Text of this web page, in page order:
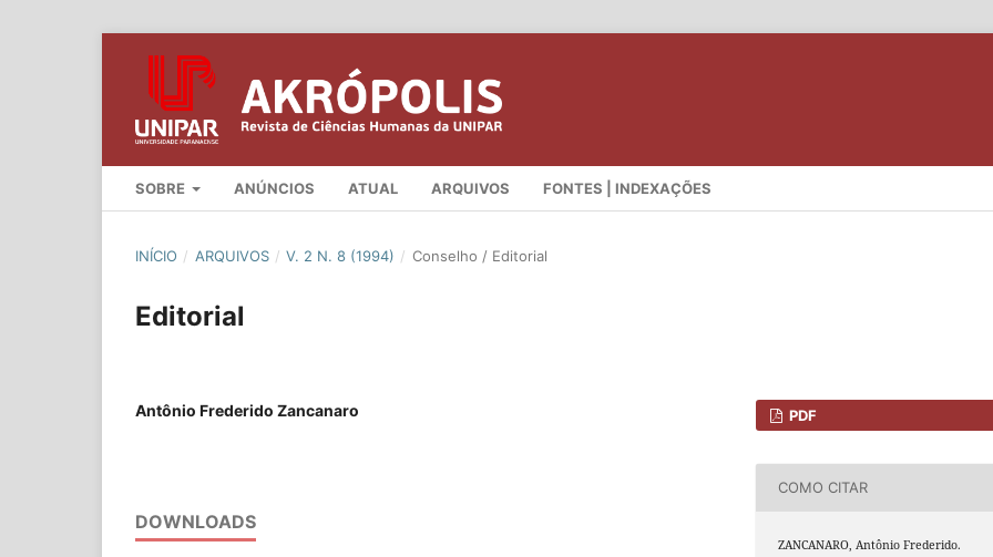
SOBRE ANÚNCIOS ATUAL ARQUIVOS FONTES | INDEXAÇÕES
INÍCIO / ARQUIVOS / V. 2 N. 8 (1994) / Conselho / Editorial
Editorial
Antônio Frederido Zancanaro
DOWNLOADS
PDF
COMO CITAR
ZANCANARO, Antônio Frederido.